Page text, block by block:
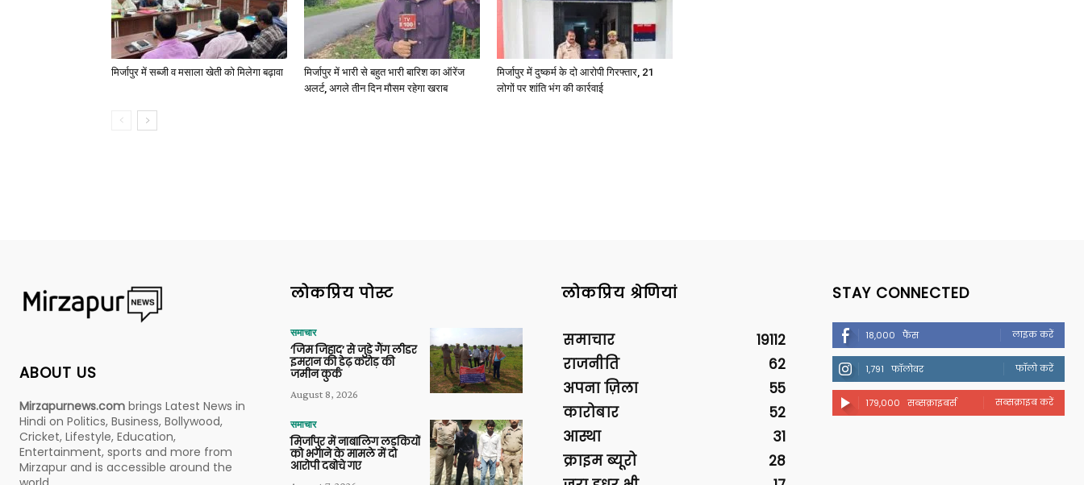
मिर्जापुर में सब्जी व मसाला खेती को मिलेगा बढ़ावा
मिर्जापुर में भारी से बहुत भारी बारिश का ऑरेंज
अलर्ट, अगले तीन दिन मौसम रहेगा खराब
मिर्जापुर में दुष्कर्म के दो आरोपी गिरफ्तार, 21
लोगों पर शांति भंग की कार्रवाई
ABOUT US
Mirzapurnews.com brings Latest News in
Hindi on Politics, Business, Bollywood,
Cricket, Lifestyle, Education,
Entertainment, sports and more from
Mirzapur and is accessible around the
लोकप्रिय पोस्ट
समाचार
‘जिम जिहाद’ से जुड़े गैंग लीडर
इमरान की डेढ़ करोड़ की
जमीन कुर्क
August 8, 2026
समाचार
मिर्जापुर में नाबालिग लड़कियों
को भगाने के मामले में दो
आरोपी दबोचे गए
लोकप्रिय श्रेणियां
समाचार
19112
राजनीति
62
अपना ज़िला
55
कारोबार
52
आस्था
31
क्राइम ब्यूरो
28
STAY CONNECTED
18,000 फैंस लाइक करें
1,791 फॉलोवर फॉलो करें
179,000 सब्सक्राइबर्स सब्सक्राइब करें